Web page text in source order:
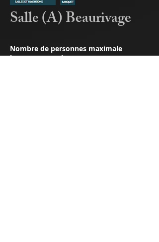
Salle (A) Beaurivage
​Nombre de personnes maximale
banquet : 120 (banquets)